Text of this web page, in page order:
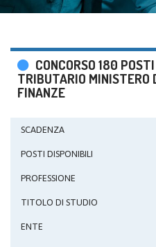
CONCORSO 180
TRIBUTARIO MINISTERO
FINANZE
SCADENZA
POSTI DISPONIBILI
PROFESSIONE
TITOLO DI STUDIO
ENTE